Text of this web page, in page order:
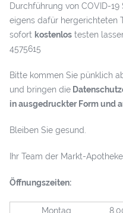
Durchführung von COVID-
eigens dafür hergerichteten
sofort kostenlostesten
4575615
Bitte kommen Sie pünklich
und bringen die
in ausgedruckter Form und
Bleiben Sie gesund.
Ihr Team der Markt-Apotheke
Öffnungszeiten:
Montag